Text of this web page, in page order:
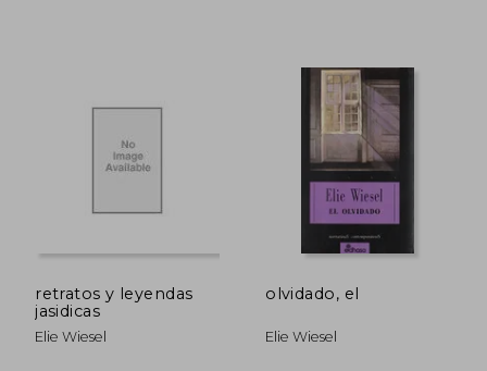
retratos y leyendas
jasidicas
Elie Wiesel
olvidado, el
Elie Wiesel